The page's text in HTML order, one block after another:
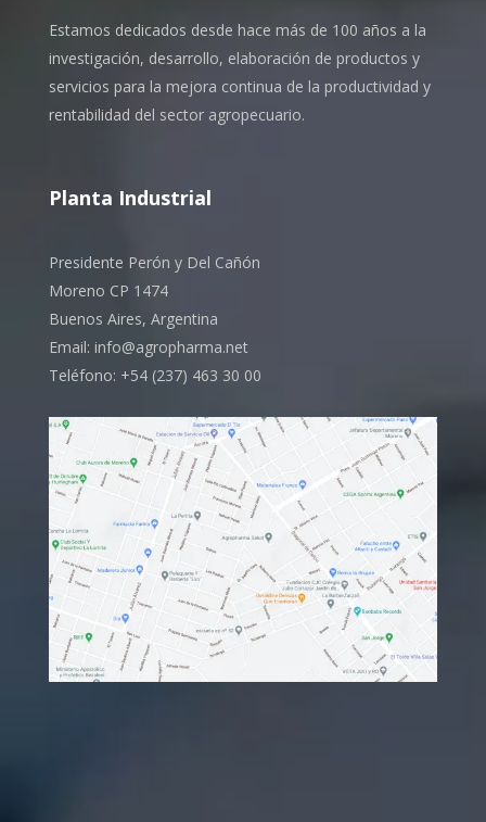
Estamos dedicados desde hace más de 100 años a la
investigación, desarrollo, elaboración de productos y
servicios para la mejora continua de la productividad y
rentabilidad del sector agropecuario.
Planta Industrial
Presidente Perón y Del Cañón
Moreno CP 1474
Buenos Aires, Argentina
Email: info@agropharma.net
Teléfono: +54 (237) 463 30 00